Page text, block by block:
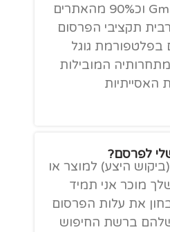
בגודלו בעולם) Gmail וכ90% מהאתרים
תקציבי הפרסום
בפלטפורמת גוגל
המובילות
האסייתיות
לפרסם?
היצע) למוצר או
מוכר אני תמיד
את עלות הפרסום
ברשת החיפוש